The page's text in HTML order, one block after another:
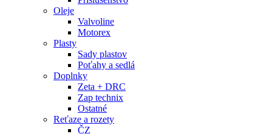
Oleje
Valvoline
Motorex
Plasty
Sady plastov
Poťahy a sedlá
Doplnky
Zeta + DRC
Zap technix
Ostatné
Reťaze a rozety
ČZ